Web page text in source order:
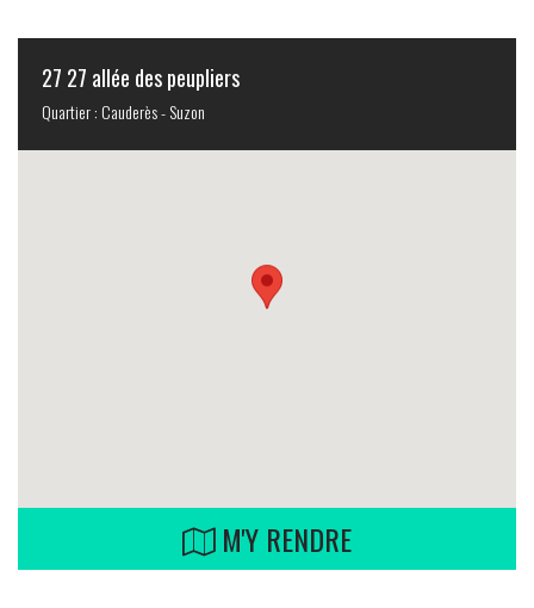
27 27 allée des peupliers
Quartier : Cauderès - Suzon
M'Y RENDRE